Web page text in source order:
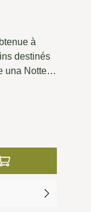
à
destinés
una Notte
élégante
le
et
secs et
griotte
la